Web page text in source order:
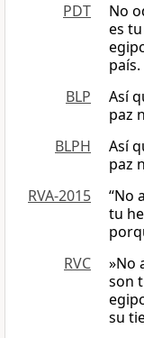
PDT
No
es
país.
BLP
Así
paz
BLPH
Así
paz
RVA-2015
“No
tu
RVC
»No
son
su